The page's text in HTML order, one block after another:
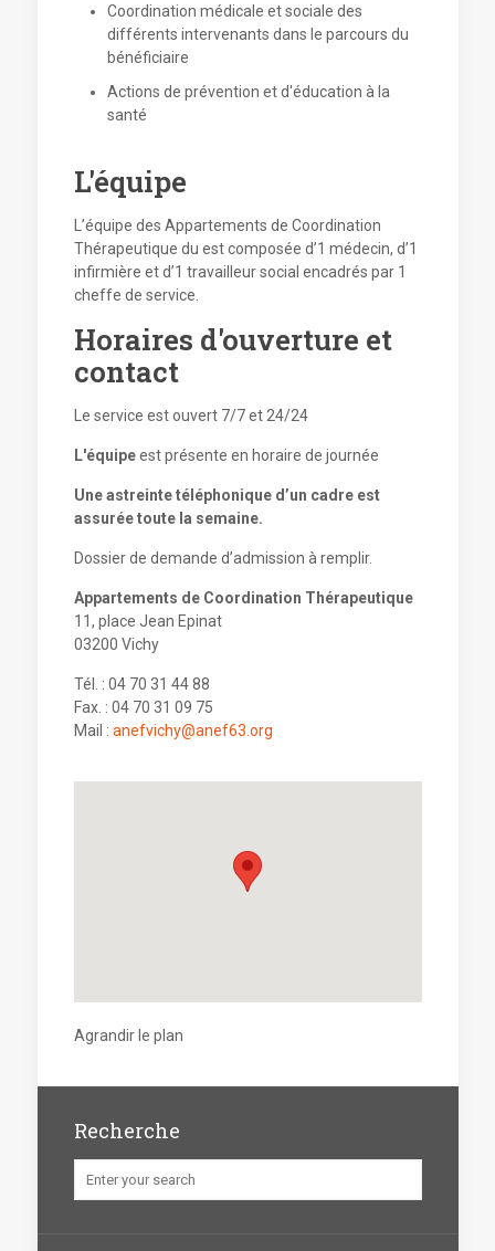
Coordination médicale et sociale des
différents intervenants dans le parcours du
bénéficiaire
Actions de prévention et d'éducation à la
santé
L'équipe
L’équipe des Appartements de Coordination
Thérapeutique du est composée d’1 médecin, d’1
infirmière et d’1 travailleur social encadrés par 1
cheffe de service.
Horaires d'ouverture et
contact
Le service est ouvert 7/7 et 24/24
L'équipeest présente en horaire de journée
Une astreinte téléphonique d’un cadre est
assurée toute la semaine.
Dossier de demande d’admission à remplir.
Appartements de Coordination Thérapeutique
11, place Jean Epinat
03200 Vichy
Tél. : 04 70 31 44 88
Fax. : 04 70 31 09 75
Mail : anef­vi­chy@a­nef63.org
Agrandir le plan
Recherche